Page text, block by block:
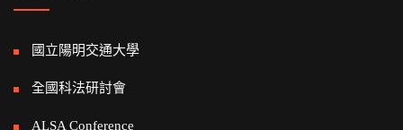
國立陽明交通大學
全國科法研討會
ALSA Conference